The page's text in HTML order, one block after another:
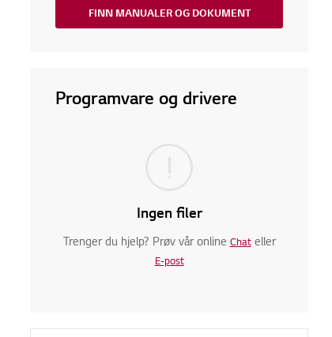
FINN MANUALER OG DOKUMENT
Programvare og drivere
Ingen filer
Trenger du hjelp? Prøv vår online Chateller
E-post